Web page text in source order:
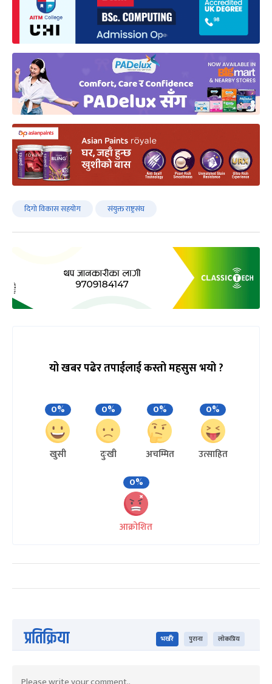
दिगो विकास सहयोग संयुक्त राष्ट्रसंघ
यो खबर पढेर तपाईलाई कस्तो महसुस भयो ?
0%
खुसी
0%
दुःखी
0%
अचम्मित
0%
उत्साहित
0%
आक्रोशित
प्रतिक्रिया भर्खरै पुराना लोकप्रिय